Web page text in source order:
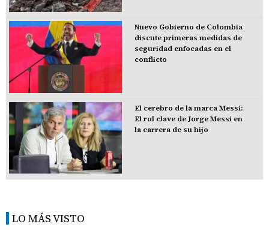
Nuevo Gobierno de Colombia
discute primeras medidas de
seguridad enfocadas en el
conflicto
El cerebro de la marca Messi:
El rol clave de Jorge Messi en
la carrera de su hijo
LO MÁS VISTO